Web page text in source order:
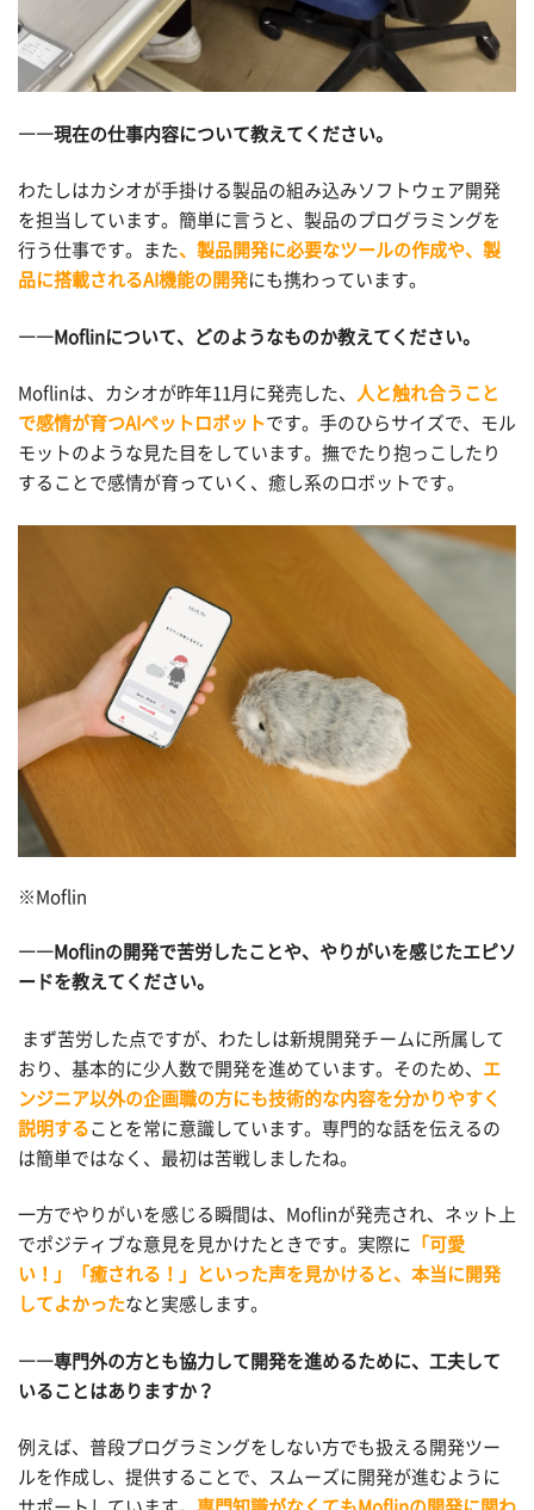
――現在の仕事内容について教えてください。
わたしはカシオが手掛ける製品の組み込みソフトウェア開発
を担当しています。簡単に言うと、製品のプログラミングを
行う仕事です。また、製品開発に必要なツールの作成や、製
品に搭載されるAI機能の開発にも携わっています。
――Moflinについて、どのようなものか教えてください。
Moflinは、カシオが昨年11月に発売した、
人と触れ合うこと
で感情が育つAIペットロボットです。手のひらサイズで、モル
モットのような見た目をしています。撫でたり抱っこしたり
することで感情が育っていく、癒し系のロボットです。
※Moflin
――Moflinの開発で苦労したことや、やりがいを感じたエピソ
ードを教えてください。
まず苦労した点ですが、わたしは新規開発チームに所属して
おり、基本的に少人数で開発を進めています。そのため、 エ
ンジニア以外の企画職の方にも技術的な内容を分かりやすく
説明する ことを常に意識しています。専門的な話を伝えるの
は簡単ではなく、最初は苦戦しましたね。
一方でやりがいを感じる瞬間は、Moflinが発売され、ネット上
でポジティブな意見を見かけたときです。実際に
「可愛
い！」「癒される！」といった声を見かけると、本当に開発
してよかったなと実感します。
――専門外の方とも協力して開発を進めるために、工夫して
いることはありますか？
例えば、普段プログラミングをしない方でも扱える開発ツー
ルを作成し、提供することで、スムーズに開発が進むように